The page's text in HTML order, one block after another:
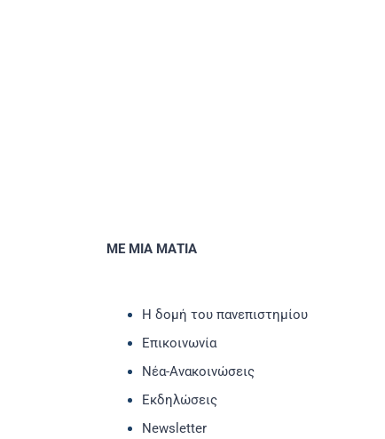
ΜΕ ΜΙΑ ΜΑΤΙΑ
Η δομή του πανεπιστημίου
Επικοινωνία
Νέα-Ανακοινώσεις
Εκδηλώσεις
Newsletter